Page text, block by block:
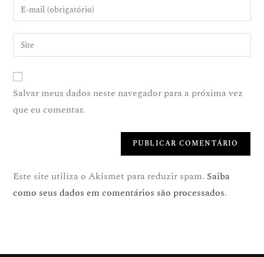
Salvar meus dados neste navegador para a próxima vez
que eu comentar.
Este site utiliza o Akismet para reduzir spam. Saiba
como seus dados em comentários são processados.